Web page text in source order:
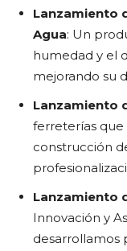
Lanzamiento
Agua: Un
humedad y el
mejorando su
Lanzamiento
ferreterías que
construcción
Lanzamiento
Innovación y
desarrollamos